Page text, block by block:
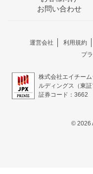
お問い合わせ
運営会社 利用規約
プ
株式会社エイチー
ルディングス（東
証券コード：3662
© 2026